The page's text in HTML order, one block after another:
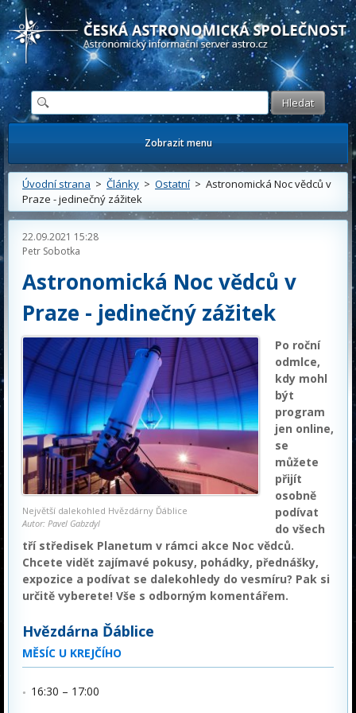
Česká astronomická společnost - Informační astronomický server
Zobrazit menu
Úvodní strana > Články > Ostatní> Astronomická Noc vědců v
Praze - jedinečný zážitek
22.09.2021 15:28
Petr Sobotka
Astronomická Noc vědců v
Praze - jedinečný zážitek
Největší dalekohled Hvězdárny Ďáblice
Autor: Pavel Gabzdyl
Po roční
odmlce,
kdy mohl
být
program
jen online,
se
můžete
přijít
osobně
podívat
do všech
tří středisek Planetum v rámci akce Noc vědců.
Chcete vidět zajímavé pokusy, pohádky, přednášky,
expozice a podívat se dalekohledy do vesmíru? Pak si
určitě vyberete! Vše s odborným komentářem.
Hvězdárna Ďáblice
MĚSÍC U KREJČÍHO
16:30 – 17:00